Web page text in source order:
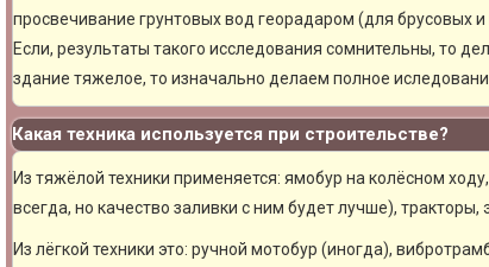
просвечивание грунтовых вод георадаром (для брусовых
Если, результаты такого исследования сомнительны, то
здание тяжелое, то изначально делаем полное
Какая техника используется при строительстве?
Из тяжёлой техники применяется: ямобур на колёсном
всегда, но качество заливки с ним будет лучше), тракторы,
Из лёгкой техники это: ручной мотобур (иногда),